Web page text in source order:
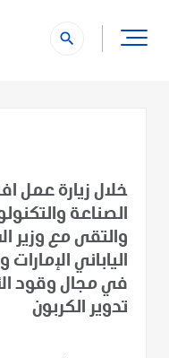
search
خلال زيارة عمل
الصناعة
والتقى مع وزير
الياباني
في مجال وقود
تدوير الكربون